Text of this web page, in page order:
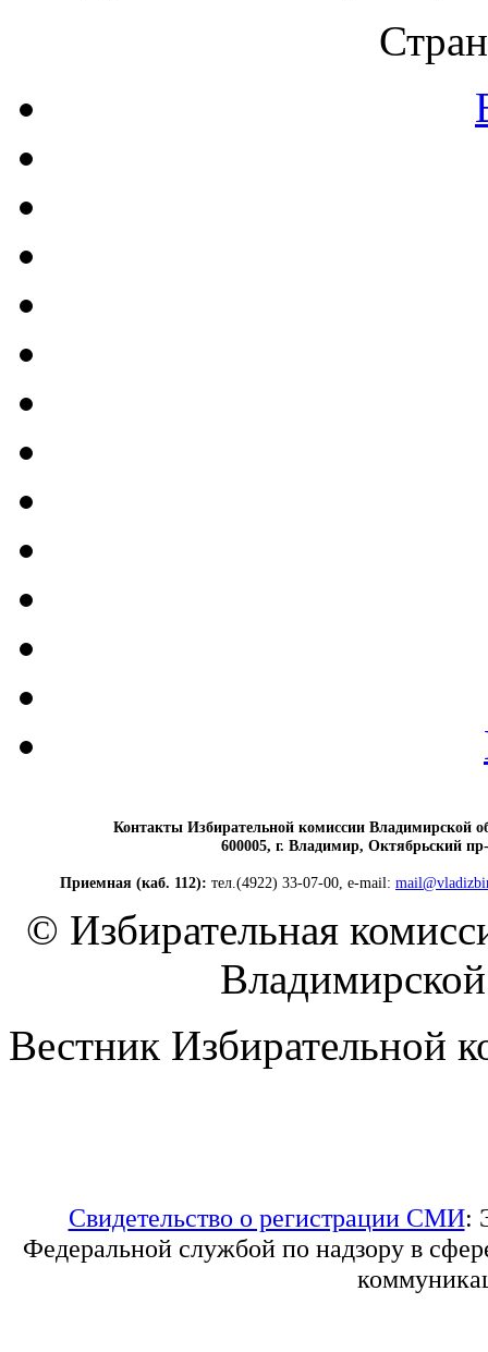
Контакты Избирательной комиссии Владимирской
600005, г. Владимир, Октябрьский
Приемная (каб. 112): тел.(4922) 33-07-00, e-mail:
© Избирательная
Вестник Избирательной
Свидетельство о регистрации СМИ:
Федеральной службой по надзору в